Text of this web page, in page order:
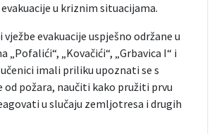
u kriznim situacijama.
vježbe evakuacije uspješno održane u
„Pofalići“, „Kovačići“, „Grbavica I“ i
učenici imali priliku upoznati se s
požara, naučiti kako pružiti prvu
u slučaju zemljotresa i drugih